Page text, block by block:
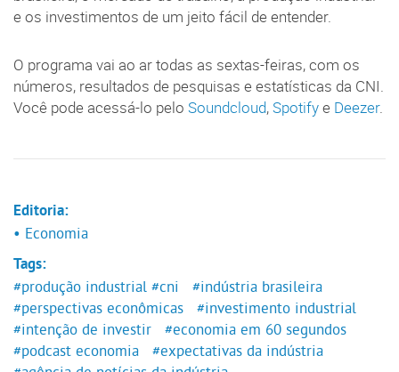
e os investimentos de um jeito fácil de entender.
O programa vai ao ar todas as sextas-feiras, com os
números, resultados de pesquisas e estatísticas da CNI.
Você pode acessá-lo pelo Soundcloud,Spotifye Deezer.
Editoria:
• Economia
Tags:
#produção industrial #cni
#indústria brasileira
#perspectivas econômicas
#investimento industrial
#intenção de investir
#economia em 60 segundos
#podcast economia
#expectativas da indústria